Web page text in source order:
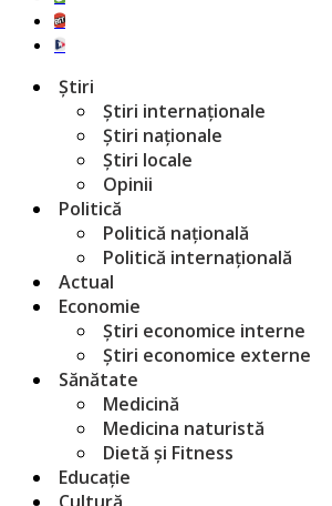
Știri
Știri internaționale
Știri naționale
Știri locale
Opinii
Politică
Politică națională
Politică internațională
Actual
Economie
Știri economice interne
Știri economice externe
Sănătate
Medicină
Medicina naturistă
Dietă și Fitness
Educație